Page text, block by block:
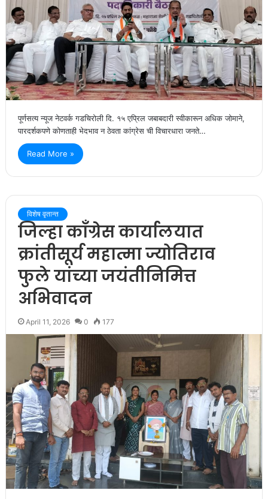
पूर्णसत्य न्यूज नेटवर्क गडचिरोली दि. १५ एप्रिल जबाबदारी स्वीकारून अधिक जोमाने,
पारदर्शकपणे कोणताही भेदभाव न ठेवता कांग्रेस ची विचारधारा जनते…
Read More »
विशेष वृतान्त
जिल्हा काँग्रेस कार्यालयात
क्रांतीसूर्य महात्मा ज्योतिराव
फुले यांच्या जयंतीनिमित्त
अभिवादन
April 11, 2026 0 177